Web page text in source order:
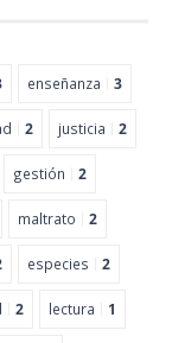
enseñanza 3
2 justicia 2
gestión 2
maltrato 2
especies 2
2 lectura 1